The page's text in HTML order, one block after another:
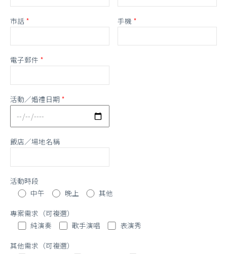
市話 *
電子郵件 *
活動／婚禮日期 *
飯店／場地名稱
手機 *
活動時段
中午
晚上
其他
專案需求（可複選）
純演奏
歌手演唱
表演秀
其他需求（可複選）